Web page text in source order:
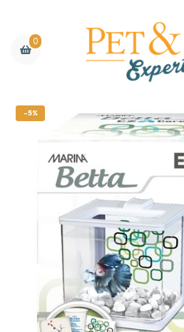
0
-5%